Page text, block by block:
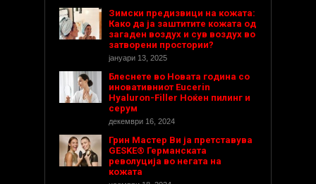
Зимски предизвици на кожата:
Како да ја заштитите кожата од
загаден воздух и сув воздух во
затворени простории?
јануари 13, 2025
Блеснете во Новата година со
иновативниот Eucerin
Hyaluron-Filler Ноќен пилинг и
серум
декември 16, 2024
Грин Мастер Ви ја претставува
GESKE® Германската
револуција во негата на
кожата